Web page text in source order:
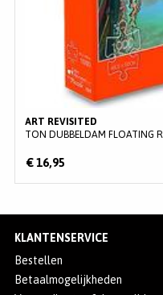
KLANTENSERVICE
ART REVISITED
TON DUBBELDAM FLOATING
€ 16,95
KLANTENSERVICE
Bestellen
Betaalmogelijkheden